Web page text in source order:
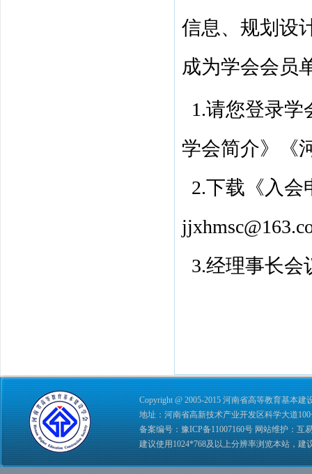
信息、规划设
成为学会会员
1.请您登录学
学会简介》《
2.下载《入会
3.经理事长会
Copyright @ 2005-2015 河南省高等教育基本建
地址：河南省高新技术产业开发区科学大道100
备案编号： 豫ICP备11007160号 网站维护： 互
建议使用1024*768及以上分辨率浏览本站，建